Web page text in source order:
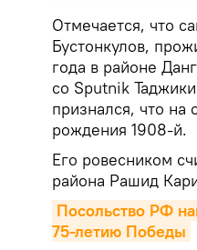
Отмечается, что
Бустонкулов,
года в районе
со Sputnik
признался, что на
рождения 1908-й.
Его ровесником
района Рашид
Посольство РФ
75-летию Победы